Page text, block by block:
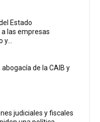
Estado
las empresas
abogacía de la CAIB y
judiciales y fiscales